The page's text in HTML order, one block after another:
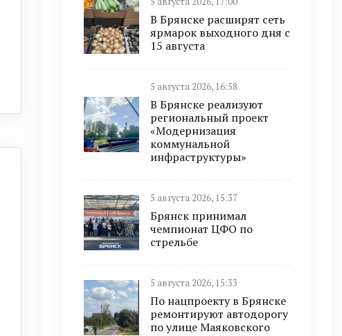
В Брянске расширят сеть
ярмарок выходного дня с
15 августа
5 августа 2026, 16:58
В Брянске реализуют
региональный проект
«Модернизация
коммунальной
инфраструктуры»
5 августа 2026, 15:37
Брянск принимал
чемпионат ЦФО по
стрельбе
5 августа 2026, 15:33
По нацпроекту в Брянске
ремонтируют автодорогу
по улице Маяковского